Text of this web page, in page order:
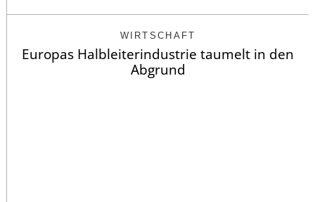
WIRTSCHAFT
Europas Halbleiterindustrie taumelt in den
Abgrund